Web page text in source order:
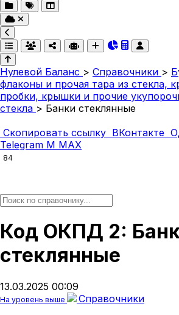
Нулевой Баланс > Справочники >
флаконы и прочая тара из стекла,
пробки, крышки и прочие
стекла > Банки стеклянные
Скопировать ссылку ВКонтакте
Telegram M MAX
84
Код ОКПД 2:
стеклянные
13.03.2025 00:09
На уровень выше
Справочники